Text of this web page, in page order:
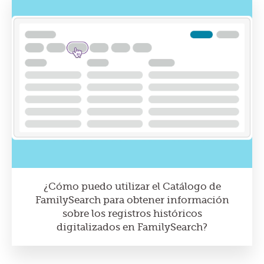
¿Cómo puedo utilizar el Catálogo de
FamilySearch para obtener información
sobre los registros históricos
digitalizados en FamilySearch?